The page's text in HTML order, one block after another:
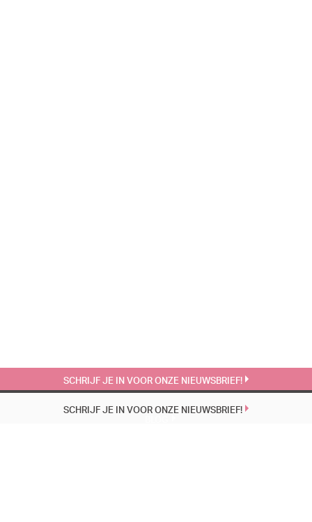
SCHRIJF JE IN VOOR ONZE NIEUWSBRIEF!
SCHRIJF JE IN VOOR ONZE NIEUWSBRIEF!
BLOG